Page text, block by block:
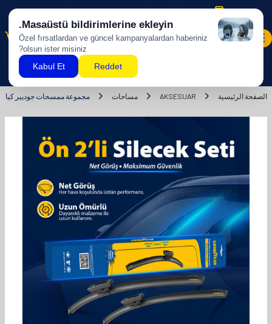
شحن مجاني للمشتريات بقيمة 500 ليرة تركية وما فوق!
الصفحة الرئيسية AKSESUAR مساحات مجموعة ممسحات جوديير كيا بيكانتو سوبرموت 2 قطعة موز 2017-2022